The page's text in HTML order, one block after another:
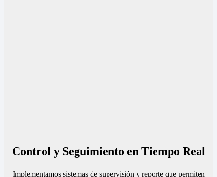
Control y Seguimiento en Tiempo Real
Implementamos sistemas de supervisión y reporte que permiten